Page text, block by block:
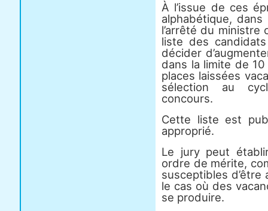
À l’issue de ces
alphabétique,
l’arrêté du ministre
liste des
décider
dans la limite de
places laissées
sélection au
concours.
Cette liste est
approprié.
Le jury peut
ordre de mérite,
susceptibles d’être
le cas où des
se produire.